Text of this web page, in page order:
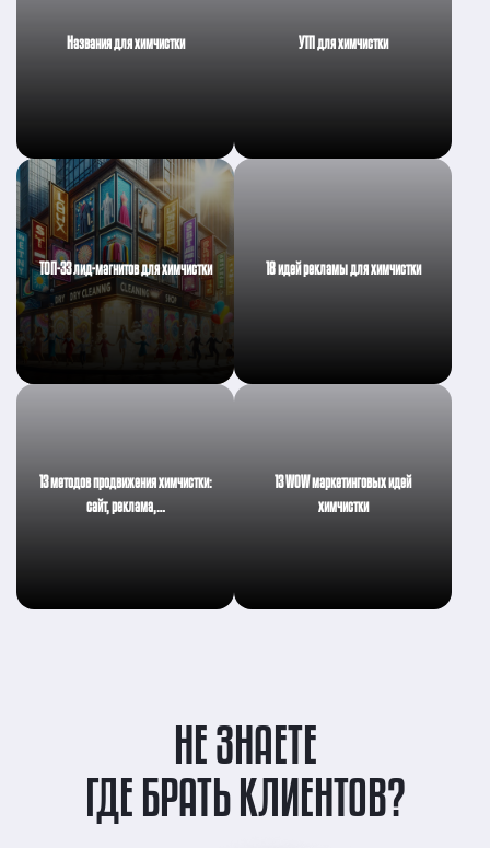
Названия для химчистки УТП для химчистки
ТОП-33 лид-магнитов для химчистки 18 идей рекламы для химчистки
13 методов продвижения химчистки:
сайт, реклама,…
13 WOW маркетинговых идей
химчистки
ГДЕ БРАТЬ КЛИЕНТОВ?
НЕ ЗНАЕТЕ